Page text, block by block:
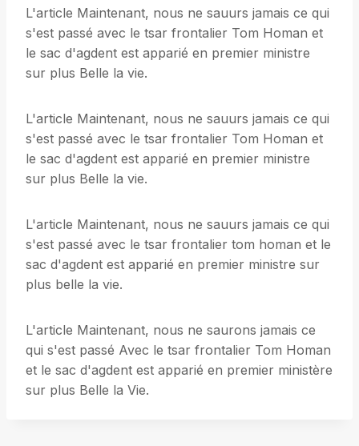
L'article Maintenant, nous ne sauurs jamais ce qui
s'est passé avec le tsar frontalier Tom Homan et
le sac d'agdent est apparié en premier ministre
sur plus Belle la vie.
L'article Maintenant, nous ne sauurs jamais ce qui
s'est passé avec le tsar frontalier Tom Homan et
le sac d'agdent est apparié en premier ministre
sur plus Belle la vie.
L'article Maintenant, nous ne sauurs jamais ce qui
s'est passé avec le tsar frontalier tom homan et le
sac d'agdent est apparié en premier ministre sur
plus belle la vie.
L'article Maintenant, nous ne saurons jamais ce
qui s'est passé Avec le tsar frontalier Tom Homan
et le sac d'agdent est apparié en premier ministère
sur plus Belle la Vie.